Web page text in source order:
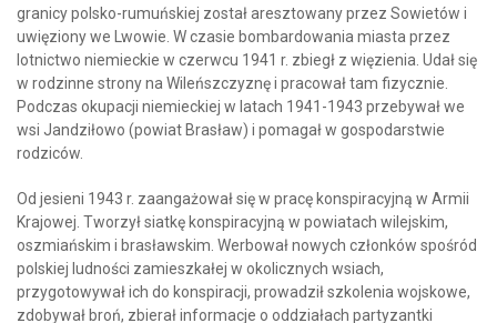
granicy polsko-rumuńskiej został aresztowany przez Sowietów i
uwięziony we Lwowie. W czasie bombardowania miasta przez
lotnictwo niemieckie w czerwcu 1941 r. zbiegł z więzienia. Udał się
w rodzinne strony na Wileńszczyznę i pracował tam fizycznie.
Podczas okupacji niemieckiej w latach 1941-1943 przebywał we
wsi Jandziłowo (powiat Brasław) i pomagał w gospodarstwie
rodziców.
Od jesieni 1943 r. zaangażował się w pracę konspiracyjną w Armii
Krajowej. Tworzył siatkę konspiracyjną w powiatach wilejskim,
oszmiańskim i brasławskim. Werbował nowych członków spośród
polskiej ludności zamieszkałej w okolicznych wsiach,
przygotowywał ich do konspiracji, prowadził szkolenia wojskowe,
zdobywał broń, zbierał informacje o oddziałach partyzantki